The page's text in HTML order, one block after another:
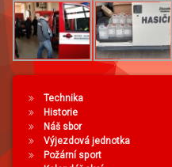
Technika
Historie
Náš sbor
Výjezdová jednotka
Požární sport